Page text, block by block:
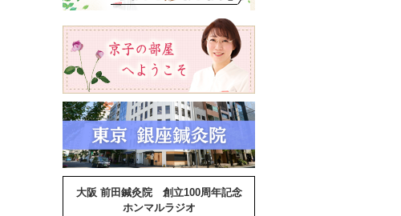
大阪 前田鍼灸院 創立100周年記念
ホンマルラジオ